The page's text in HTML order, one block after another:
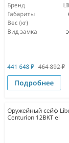
Бренд
Габариты
Вес (кг)
Вид замка
441 648₽ 464 892₽
Подробнее
Оружейный сейф
Centurion 12BKT el